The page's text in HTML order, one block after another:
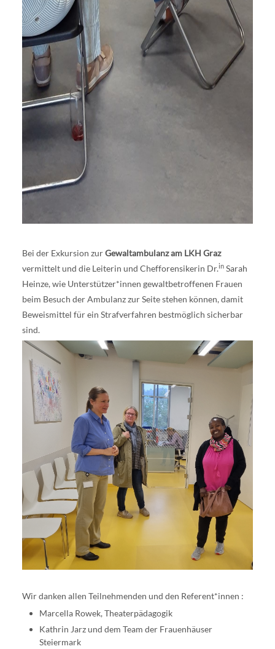
Bei der Exkursion zurGewaltambulanz am LKH Graz
vermittelt und die Leiterin und Chefforensikerin Dr.in Sarah
Heinze, wie Unterstützer*innen gewaltbetroffenen Frauen
beim Besuch der Ambulanz zur Seite stehen können, damit
Beweismittel für ein Strafverfahren bestmöglich sicherbar
sind.
Wir danken allen Teilnehmenden und den Referent*innen :
Marcella Rowek, Theaterpädagogik
Kathrin Jarz und dem Team der Frauenhäuser
Steiermark